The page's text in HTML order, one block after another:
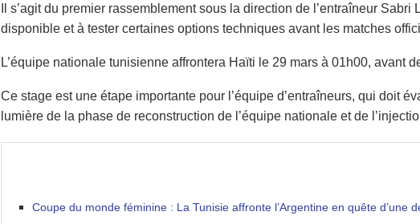
Il s’agit du premier rassemblement sous la direction de l’entraîneur
disponible et à tester certaines options techniques avant les matches
L’équipe nationale tunisienne affrontera Haïti le 29 mars à 01h00, avant
Ce stage est une étape importante pour l’équipe d’entraîneurs, qui doit
lumière de la phase de reconstruction de l’équipe nationale et de
Coupe du monde féminine : La Tunisie affronte l’Argentine en quête d’une